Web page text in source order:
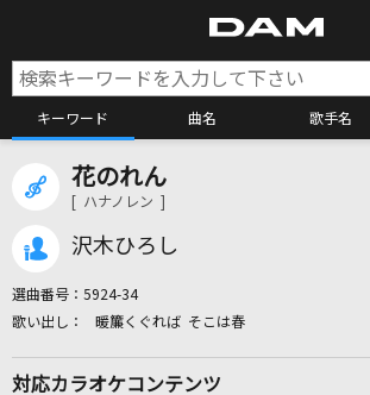
キーワード 曲名 歌手名
花のれん
[ ハナノレン ]
沢木ひろし
選曲番号： 5924-34
暖簾くぐれば そこは春
対応カラオケコンテンツ